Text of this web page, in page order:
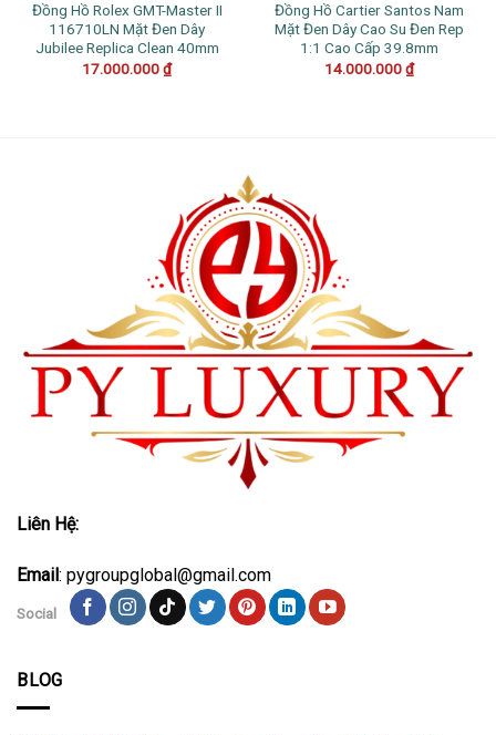
Đồng Hồ Rolex GMT-Master II
116710LN Mặt Đen Dây
Jubilee Replica Clean 40mm
17.000.000₫
Đồng Hồ Cartier Santos Nam
Mặt Đen Dây Cao Su Đen Rep
1:1 Cao Cấp 39.8mm
14.000.000₫
Liên Hệ:
Email : pygroupglobal@gmail.com
Social
BLOG